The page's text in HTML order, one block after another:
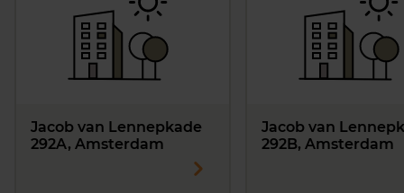
Jacob van Lennepkade
292A, Amsterdam
Jacob van
292B, Amsterdam